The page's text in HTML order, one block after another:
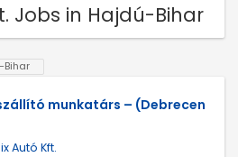
Jobs in Hajdú-Bihar
Bihar
munkatárs – (Debrecen
Autó Kft.